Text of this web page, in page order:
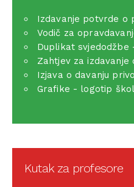
Izdavanje potvrde o
Vodič za
Duplikat
Zahtjev za
Izjava o davanju
Grafike - logotip
Kutak za profesore